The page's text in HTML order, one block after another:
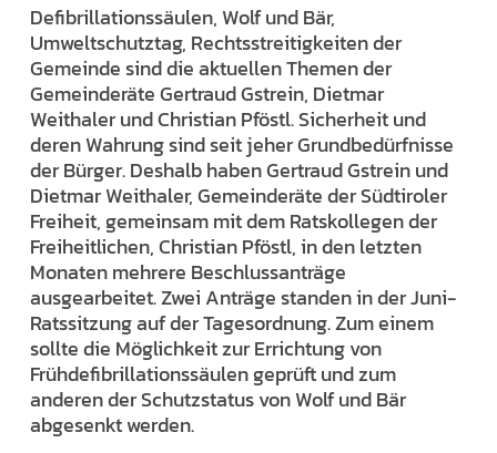
Defibrillationssäulen, Wolf und Bär,
Umweltschutztag, Rechtsstreitigkeiten der
Gemeinde sind die aktuellen Themen der
Gemeinderäte Gertraud Gstrein, Dietmar
Weithaler und Christian Pföstl. Sicherheit und
deren Wahrung sind seit jeher Grundbedürfnisse
der Bürger. Deshalb haben Gertraud Gstrein und
Dietmar Weithaler, Gemeinderäte der Südtiroler
Freiheit, gemeinsam mit dem Ratskollegen der
Freiheitlichen, Christian Pföstl, in den letzten
Monaten mehrere Beschlussanträge
ausgearbeitet. Zwei Anträge standen in der Juni-
Ratssitzung auf der Tagesordnung. Zum einem
sollte die Möglichkeit zur Errichtung von
Frühdefibrillationssäulen geprüft und zum
anderen der Schutzstatus von Wolf und Bär
abgesenkt werden.